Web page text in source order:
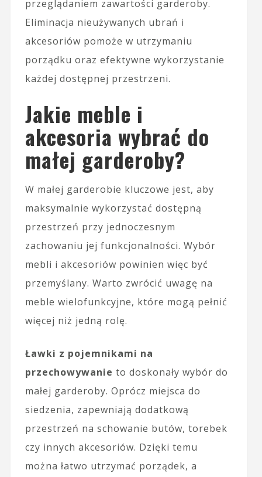
przeglądaniem zawartości garderoby.
Eliminacja nieużywanych ubrań i
akcesoriów pomoże w utrzymaniu
porządku oraz efektywne wykorzystanie
każdej dostępnej przestrzeni.
Jakie meble i
akcesoria wybrać do
małej garderoby?
W małej garderobie kluczowe jest, aby
maksymalnie wykorzystać dostępną
przestrzeń przy jednoczesnym
zachowaniu jej funkcjonalności. Wybór
mebli i akcesoriów powinien więc być
przemyślany. Warto zwrócić uwagę na
meble wielofunkcyjne, które mogą pełnić
więcej niż jedną rolę.
Ławki z pojemnikami na
przechowywanie to doskonały wybór do
małej garderoby. Oprócz miejsca do
siedzenia, zapewniają dodatkową
przestrzeń na schowanie butów, torebek
czy innych akcesoriów. Dzięki temu
można łatwo utrzymać porządek, a